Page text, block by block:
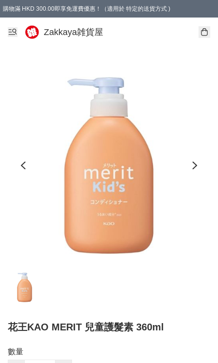
購物滿 HKD 300.00即享免運費優惠！（適用於 特定的送貨方式 )
Zakkaya雑貨屋
花王KAO MERIT 兒童護髮素 360ml
數量